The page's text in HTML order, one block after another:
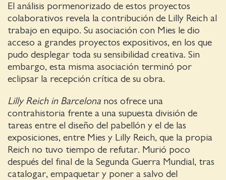
El análisis pormenorizado de estos proyectos
colaborativos revela la contribución de Lilly Reich al
trabajo en equipo. Su asociación con Mies le dio
acceso a grandes proyectos expositivos, en los que
pudo desplegar toda su sensibilidad creativa. Sin
embargo, esta misma asociación terminó por
eclipsar la recepción crítica de su obra.
Lilly Reich in Barcelona nos ofrece una
contrahistoria frente a una supuesta división de
tareas entre el diseño del pabellón y el de las
exposiciones, entre Mies y Lilly Reich, que la propia
Reich no tuvo tiempo de refutar. Murió poco
después del final de la Segunda Guerra Mundial, tras
catalogar, empaquetar y poner a salvo del